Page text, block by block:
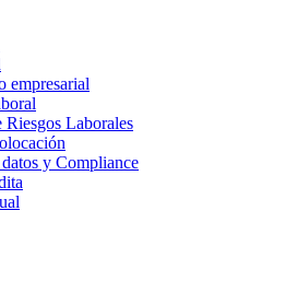
empresarial
Riesgos Laborales
y Compliance